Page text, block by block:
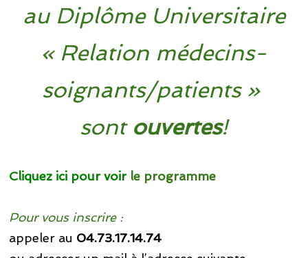
au Diplôme Universitaire
« Relation médecins-
soignants/patients »
sont ouvertes!
Cliquez ici pour voir le programme
Pour vous inscrire :
appeler au 04.73.17.14.74